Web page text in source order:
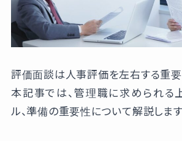
評価面談は人事評価を左右する重要
本記事では、管理職に求められる
ル、準備の重要性について解説します